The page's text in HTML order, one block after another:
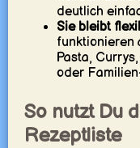
deutlich
Sie bleibt
funktionieren
Pasta,
oder
So nutzt Du
Rezeptliste